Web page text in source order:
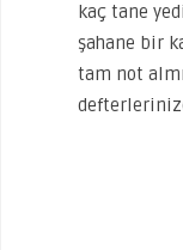
kaç tane
şahane bir
tam not